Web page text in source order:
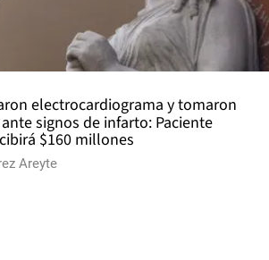
electrocardiograma y tomaron
signos de infarto: Paciente
$160 millones
Areyte